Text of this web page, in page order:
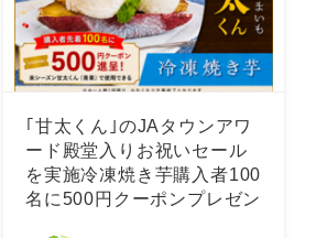
｢甘太くん｣のJAタウンアワ
ード殿堂入りお祝いセール
を実施冷凍焼き芋購入者100
名に500円クーポンプレゼン